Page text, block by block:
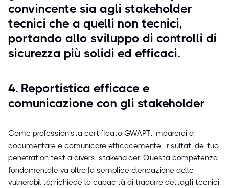
convincente sia agli stakeholder
tecnici che a quelli non tecnici,
portando allo sviluppo di controlli di
sicurezza più solidi ed efficaci.
4. Reportistica efficace e
comunicazione con gli stakeholder
Come professionista certificato GWAPT, imparerai a
documentare e comunicare efficacemente i risultati dei tuoi
penetration test a diversi stakeholder. Questa competenza
fondamentale va oltre la semplice elencazione delle
vulnerabilità; richiede la capacità di tradurre dettagli tecnici